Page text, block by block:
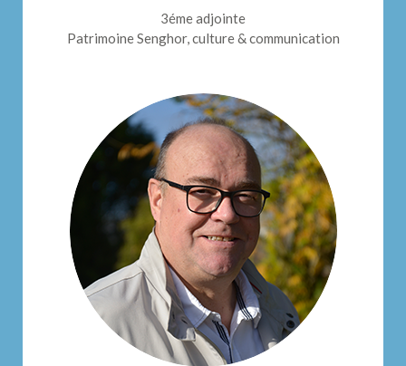
3éme adjointe
Patrimoine Senghor, culture & communication